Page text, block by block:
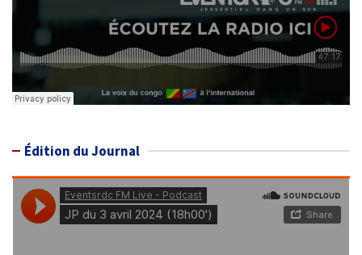
Édition du Journal